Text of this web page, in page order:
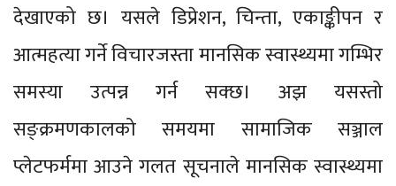
देखाएको छ। यसले डिप्रेशन, चिन्ता, एकाङ्कीपन र
आत्महत्या गर्ने विचारजस्ता मानसिक स्वास्थ्यमा गम्भिर
समस्या उत्पन्न गर्न सक्छ। अझ यसस्तो
सङ्क्रमणकालको समयमा सामाजिक सञ्जाल
प्लेटफर्ममा आउने गलत सूचनाले मानसिक स्वास्थ्यमा